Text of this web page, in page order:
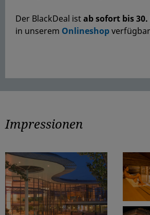
Der BlackDeal istab sofort bis
in unserem Onlineshop
Impressionen